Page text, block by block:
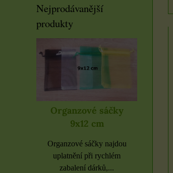
Nejprodávanější
produkty
Organzové sáčky
9x12 cm
Organzové sáčky najdou
uplatnění při rychlém
zabalení dárků,...